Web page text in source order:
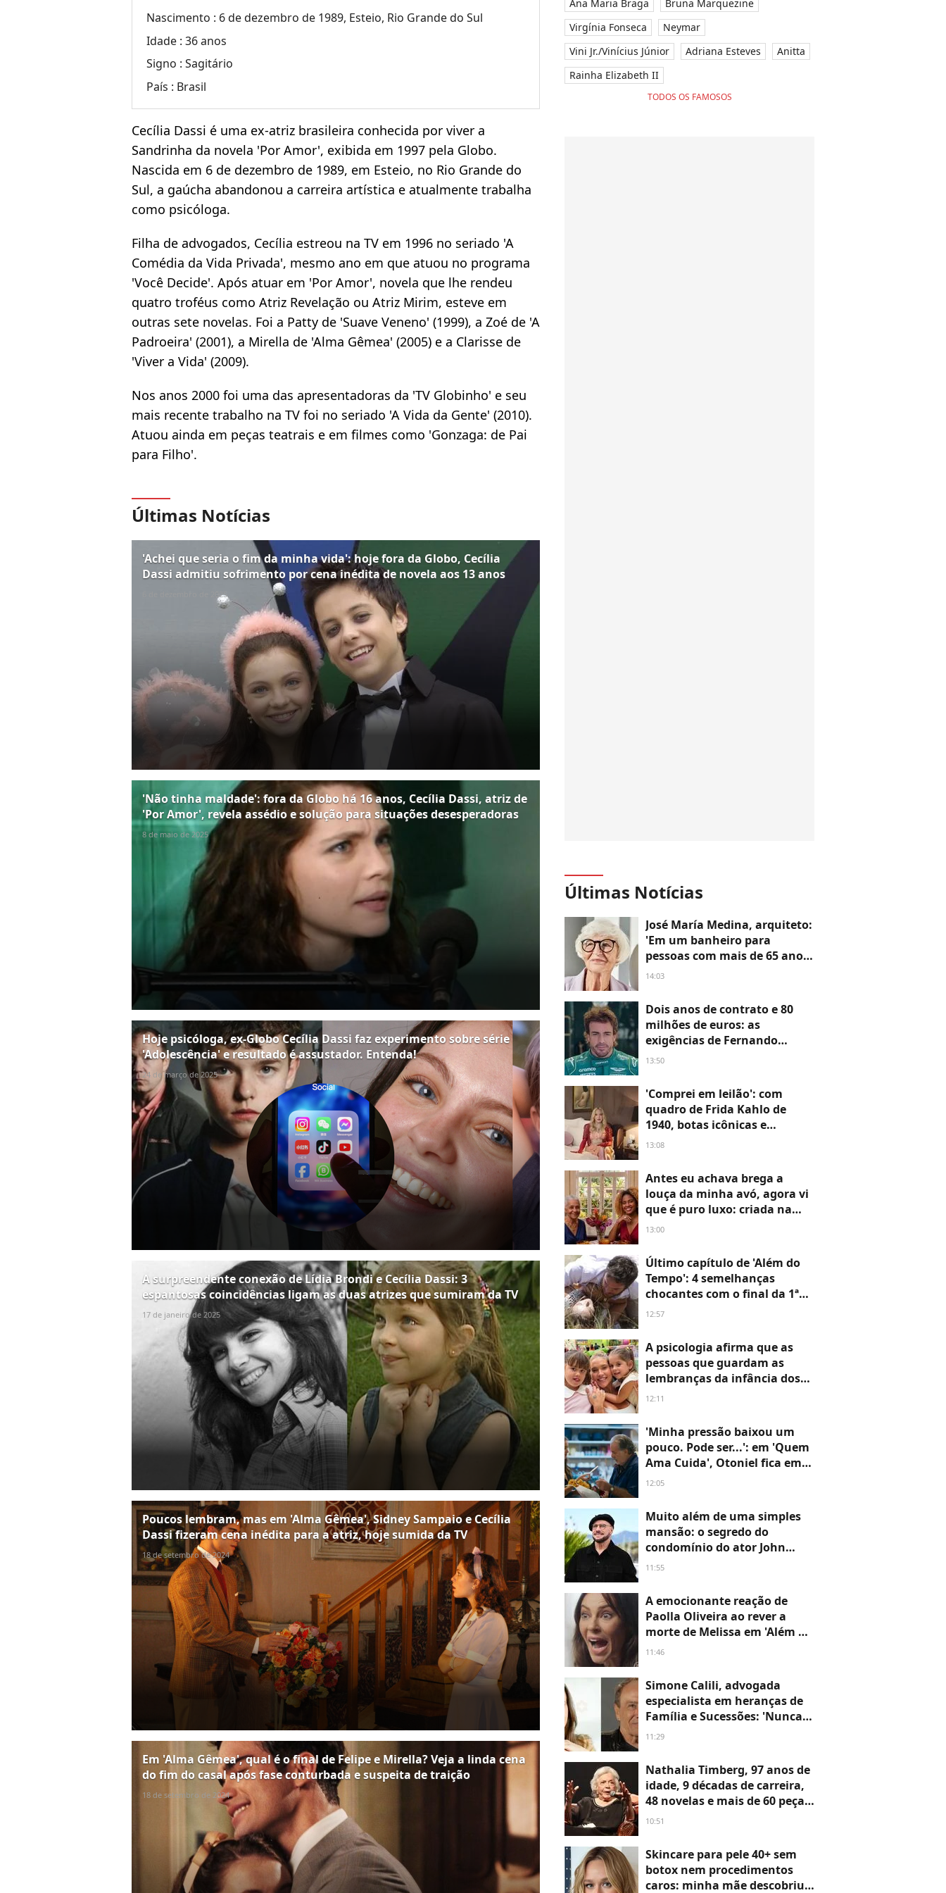
Nascimento : 6 de dezembro de 1989, Esteio, Rio Grande do Sul
Idade :36 anos
Signo :Sagitário
País : Brasil
Cecília Dassi é uma ex-atriz brasileira conhecida por viver a
Sandrinha da novela 'Por Amor', exibida em 1997 pela Globo.
Nascida em 6 de dezembro de 1989, em Esteio, no Rio Grande do
Sul, a gaúcha abandonou a carreira artística e atualmente trabalha
como psicóloga.
Filha de advogados, Cecília estreou na TV em 1996 no seriado 'A
Comédia da Vida Privada', mesmo ano em que atuou no programa
'Você Decide'. Após atuar em 'Por Amor', novela que lhe rendeu
quatro troféus como Atriz Revelação ou Atriz Mirim, esteve em
outras sete novelas. Foi a Patty de 'Suave Veneno' (1999), a Zoé de 'A
Padroeira' (2001), a Mirella de 'Alma Gêmea' (2005) e a Clarisse de
'Viver a Vida' (2009).
Nos anos 2000 foi uma das apresentadoras da 'TV Globinho' e seu
mais recente trabalho na TV foi no seriado 'A Vida da Gente' (2010).
Atuou ainda em peças teatrais e em filmes como 'Gonzaga: de Pai
para Filho'.
Últimas Notícias
'Achei que seria o fim da minha vida': hoje fora da Globo, Cecília
Dassi admitiu sofrimento por cena inédita de novela aos 13 anos
6 de dezembro de 2025
'Não tinha maldade': fora da Globo há 16 anos, Cecília Dassi, atriz de
'Por Amor', revela assédio e solução para situações desesperadoras
8 de maio de 2025
Hoje psicóloga, ex-Globo Cecília Dassi faz experimento sobre série
'Adolescência' e resultado é assustador. Entenda!
24 de março de 2025
A surpreendente conexão de Lídia Brondi e Cecília Dassi: 3
espantosas coincidências ligam as duas atrizes que sumiram da TV
17 de janeiro de 2025
Poucos lembram, mas em 'Alma Gêmea', Sidney Sampaio e Cecília
Dassi fizeram cena inédita para a atriz, hoje sumida da TV
18 de setembro de 2024
Em 'Alma Gêmea', qual é o final de Felipe e Mirella? Veja a linda cena
do fim do casal após fase conturbada e suspeita de traição
18 de setembro de 2024
Ana Maria Braga
Bruna Marquezine
Virgínia Fonseca
Neymar
Vini Jr./Vinícius Júnior
Adriana Esteves
Anitta
Rainha Elizabeth II
TODOS OS FAMOSOS
Últimas Notícias
José María Medina, arquiteto:
'Em um banheiro para
pessoas com mais de 65 anos,
é fundamental ter uma boa
barra de apoio'
14:03
Dois anos de contrato e 80
milhões de euros: as
exigências de Fernando
Alonso, aos 45 anos, à Aston
Fórmula 1
13:50
'Comprei em leilão': com
quadro de Frida Kahlo de
1940, botas icônicas e
relíquias de família, mansão
revela um verdadeiro tesouro
13:08
Antes eu achava brega a
louça da minha avó, agora vi
que é puro luxo: criada na
França em 1945, essa linha de
1000% e chega a custar R$ 50
mil
13:00
Último capítulo de 'Além do
Tempo': 4 semelhanças
chocantes com o final da 1ª
fase que eu preciso
12:57
A psicologia afirma que as
pessoas que guardam as
lembranças da infância dos
filhos não o fazem apenas por
utilizando uma ferramenta
para regular o humor
12:11
'Minha pressão baixou um
pouco. Pode ser...': em 'Quem
Ama Cuida', Otoniel fica em
completo CHOQUE ao
Francesca
12:05
Muito além de uma simples
mansão: o segredo do
condomínio do ator John
Travolta, hoje aos 72 anos, na
nos EUA; detalhe exclusivo
redefine o luxo extremo
11:55
A emocionante reação de
Paolla Oliveira ao rever a
morte de Melissa em 'Além do
Tempo': 11 anos depois da
com final da vilã e prepara
volta à TV
11:46
Simone Calili, advogada
especialista em heranças de
Família e Sucessões: 'Nunca
passe um imóvel para o nome
estas cláusulas'
11:29
Nathalia Timberg, 97 anos de
idade, 9 décadas de carreira,
48 novelas e mais de 60 peças:
'O importante é que as rugas
de nós. É ter a felicidade de
continuar lúcida'
10:51
Skincare para pele 40+ sem
botox nem procedimentos
caros: minha mãe descobriu